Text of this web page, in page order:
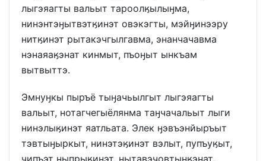
лыгэяагты вальыт тароолӄылыӈма,
нинэнтэӈытвэтӄинэт овэкэгты, мэйӈинээру
нитӄинэт рытакэчгылгавма, энанчачавма
нэнаяаӄэнат кинмыт, пъоӈыт ынкъам
вытвыттэ.
Эмнуӈкы пыръё тыӈачьылгыт лыгэяагты
вальыт, нотагчегыёлянма таӈчачальыт лыги
нинэлыӄинэт яатльата. Элек ӈэвъэнйыръыт
тэвтыӈыркыт, нинэтэӄинэт вэлыт, пупъуӄыт,